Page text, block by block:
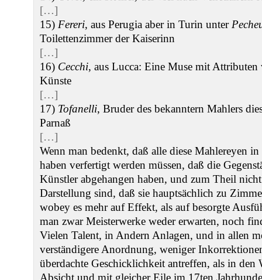
[…]
15) Fereri, aus Perugia aber in Turin unter
Toilettenzimmer der Kaiserinn
[…]
16) Cecchi, aus Lucca: Eine Muse mit Attributen
Künste
[…]
17) Tofanelli, Bruder des bekanntern Mahlers
Parnaß
[…]
Wenn man bedenkt, daß alle diese Mahlereyen
haben verfertigt werden müssen, daß die
Künstler abgehangen haben, und zum Theil
Darstellung sind, daß sie hauptsächlich zu
wobey es mehr auf Effekt, als auf besorgte
man zwar Meisterwerke weder erwarten, noch
Vielen Talent, in Andern Anlagen, und in allen
verständigere Anordnung, weniger
überdachte Geschicklichkeit antreffen, als in den
Absicht und mit gleicher Eile im 17ten